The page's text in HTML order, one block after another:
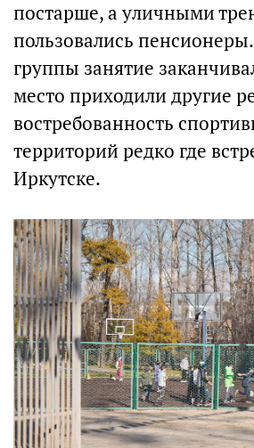
постарше, а уличными
пользовались
группы занятие
место приходили другие
востребованность
территорий редко где
Иркутске.